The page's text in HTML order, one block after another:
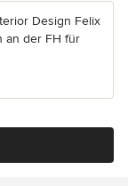
Design Felix
an der FH für